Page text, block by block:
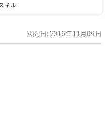
キル
公開日: 2016年11月09日